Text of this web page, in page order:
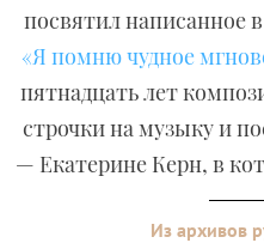
посвятил написанное в
«Я помню чудное
пятнадцать лет
строчки на музыку и
— Екатерине Керн, в
Из архивов